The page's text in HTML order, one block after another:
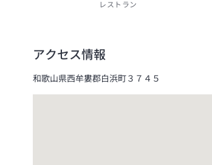
レストラン
アクセス情報
和歌山県西牟婁郡白浜町３７４５